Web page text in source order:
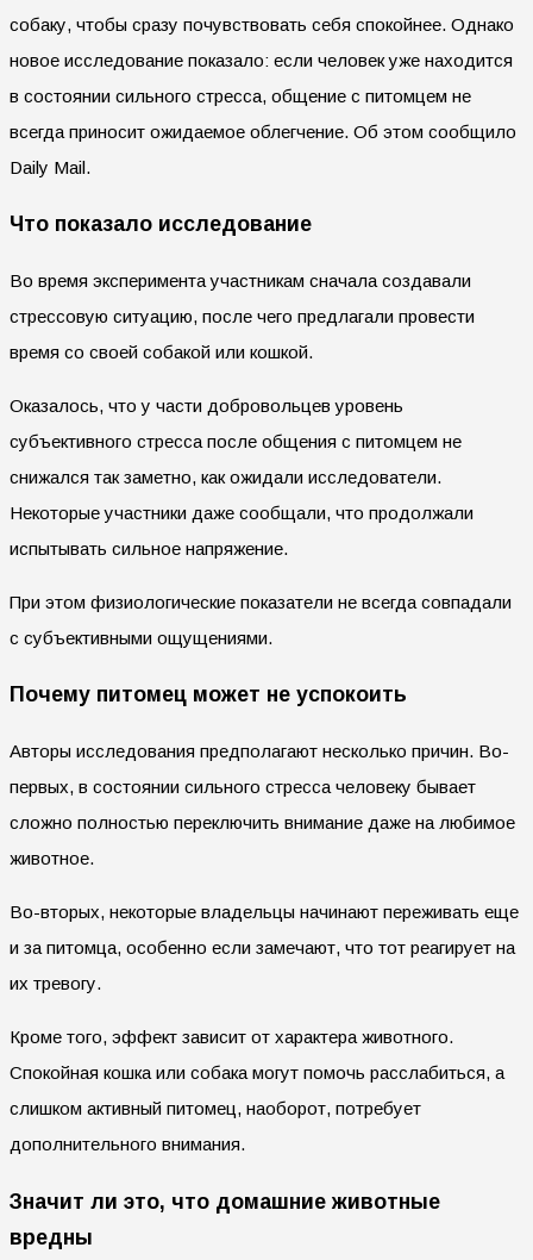
собаку, чтобы сразу почувствовать себя спокойнее. Однако
новое исследование показало: если человек уже находится
в состоянии сильного стресса, общение с питомцем не
всегда приносит ожидаемое облегчение. Об этом сообщило
Daily Mail.
Что показало исследование
Во время эксперимента участникам сначала создавали
стрессовую ситуацию, после чего предлагали провести
время со своей собакой или кошкой.
Оказалось, что у части добровольцев уровень
субъективного стресса после общения с питомцем не
снижался так заметно, как ожидали исследователи.
Некоторые участники даже сообщали, что продолжали
испытывать сильное напряжение.
При этом физиологические показатели не всегда совпадали
с субъективными ощущениями.
Почему питомец может не успокоить
Авторы исследования предполагают несколько причин. Во-
первых, в состоянии сильного стресса человеку бывает
сложно полностью переключить внимание даже на любимое
животное.
Во-вторых, некоторые владельцы начинают переживать еще
и за питомца, особенно если замечают, что тот реагирует на
их тревогу.
Кроме того, эффект зависит от характера животного.
Спокойная кошка или собака могут помочь расслабиться, а
слишком активный питомец, наоборот, потребует
дополнительного внимания.
Значит ли это, что домашние животные
вредны